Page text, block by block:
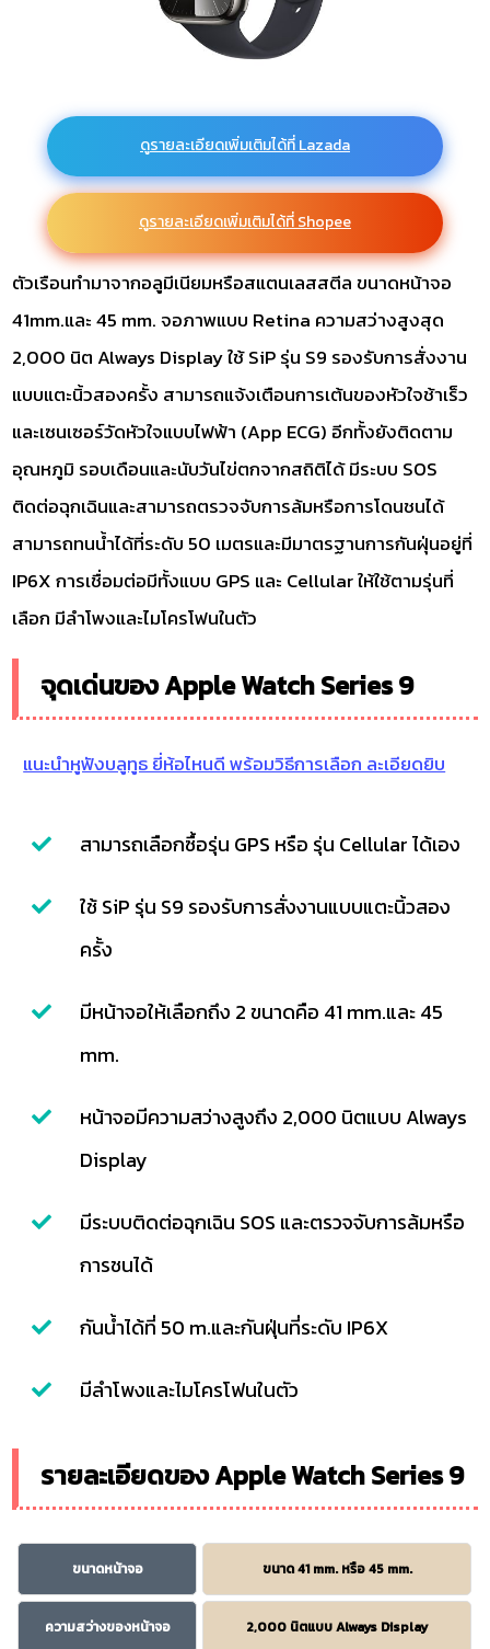
ดูรายละเอียดเพิ่มเติมได้ที่ Lazada
ดูรายละเอียดเพิ่มเติมได้ที่ Shopee
ตัวเรือนทำมาจากอลูมีเนียมหรือสแตนเลสสตีล ขนาดหน้าจอ
41mm.และ 45 mm. จอภาพแบบ Retina ความสว่างสูงสุด
2,000 นิต Always Display ใช้ SiP รุ่น S9 รองรับการสั่งงาน
แบบแตะนิ้วสองครั้ง สามารถแจ้งเตือนการเต้นของหัวใจช้าเร็ว
และเซนเซอร์วัดหัวใจแบบไฟฟ้า (App ECG) อีกทั้งยังติดตาม
อุณหภูมิ รอบเดือนและนับวันไข่ตกจากสถิติได้ มีระบบ SOS
ติดต่อฉุกเฉินและสามารถตรวจจับการล้มหรือการโดนชนได้
สามารถทนน้ำได้ที่ระดับ 50 เมตรและมีมาตรฐานการกันฝุ่นอยู่ที่
IP6X การเชื่อมต่อมีทั้งแบบ GPS และ Cellular ให้ใช้ตามรุ่นที่
เลือก มีลำโพงและไมโครโฟนในตัว
จุดเด่นของ Apple Watch Series 9
แนะนำหูฟังบลูทูธ ยี่ห้อไหนดี พร้อมวิธีการเลือก ละเอียดยิบ
สามารถเลือกซื้อรุ่น GPS หรือ รุ่น Cellular ได้เอง
ใช้ SiP รุ่น S9 รองรับการสั่งงานแบบแตะนิ้วสอง
ครั้ง
มีหน้าจอให้เลือกถึง 2 ขนาดคือ 41 mm.และ 45
mm.
หน้าจอมีความสว่างสูงถึง 2,000 นิตแบบ Always
Display
มีระบบติดต่อฉุกเฉิน SOS และตรวจจับการล้มหรือ
การชนได้
กันน้ำได้ที่ 50 m.และกันฝุ่นที่ระดับ IP6X
มีลำโพงและไมโครโฟนในตัว
รายละเอียดของ Apple Watch Series 9
ขนาดหน้าจอ ขนาด 41 mm. หรือ 45 mm.
ความสว่างของหน้าจอ 2,000 นิตแบบ Always Display